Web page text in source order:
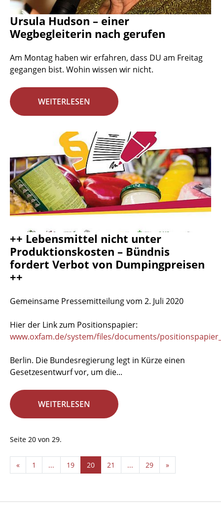
Ursula Hudson – einer
Wegbegleiterin nach gerufen
Am Montag haben wir erfahren, dass DU am Freitag
gegangen bist. Wohin wissen wir nicht.
WEITERLESEN
++ Lebensmittel nicht unter
Produktionskosten – Bündnis
fordert Verbot von Dumpingpreisen
++
Gemeinsame Pressemitteilung vom 2. Juli 2020
Hier der Link zum Positionspapier:
www.oxfam.de/system/files/documents/
Berlin. Die Bundesregierung legt in Kürze einen
Gesetzesentwurf vor, um die...
WEITERLESEN
Seite 20 von 29.
« 1 ... 19 20 21 ... 29 »